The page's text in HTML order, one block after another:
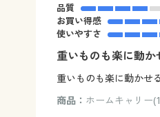
品質
お買い得感
使いやすさ
重いものも楽に動か
重いものも楽に動かせ
商品： ホームキャリー